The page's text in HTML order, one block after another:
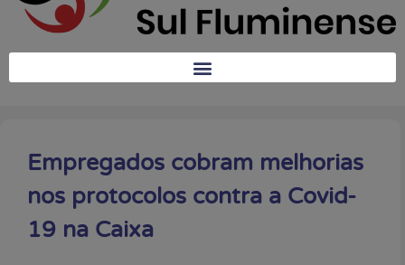
Empregados cobram melhorias
nos protocolos contra a Covid-
19 na Caixa